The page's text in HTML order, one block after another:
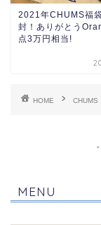
2021年CHUMS福
封！ありがとう
点3万円相当!
HOME CHUMS
MENU